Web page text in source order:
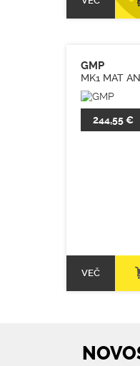
GMP
MK1 MAT
244,55 €
VEČ